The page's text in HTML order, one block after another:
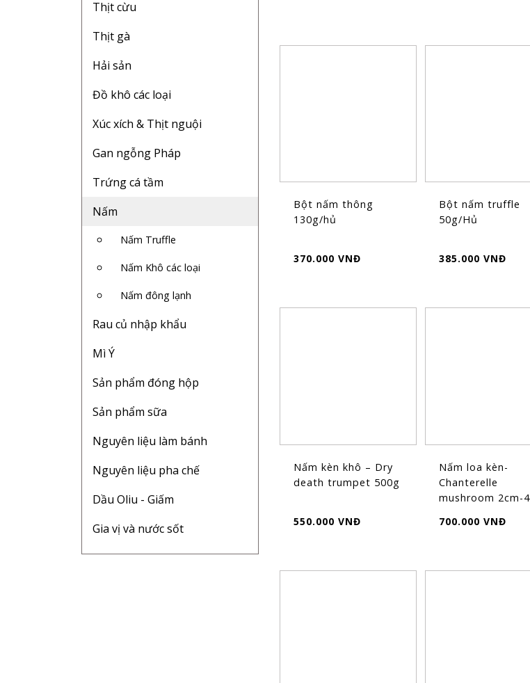
Thịt cừu
Thịt gà
Hải sản
Đồ khô các loại
Xúc xích & Thịt nguội
Gan ngỗng Pháp
Trứng cá tầm
Nấm
Nấm Truffle
Nấm Khô các loại
Nấm đông lạnh
Rau củ nhập khẩu
Mì Ý
Sản phẩm đóng hộp
Sản phẩm sữa
Nguyên liệu làm bánh
Nguyên liệu pha chế
Dầu Oliu - Giấm
Gia vị và nước sốt
Bột nấm thông
130g/hủ
370.000 VNĐ
Bột nấm truffle
50g/Hủ
385.000 VNĐ
Nấm kèn khô – Dry
death trumpet 500g
550.000 VNĐ
Nấm loa kèn-
Chanterelle
mushroom 2cm-
700.000 VNĐ